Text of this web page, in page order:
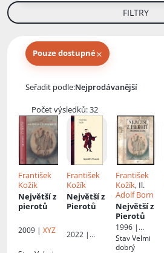
FILTRY
Pouze dostupné×
Seřadit podle:
Počet výsledků: 32
František
Kožík
Největší z
pierotů
2009 | XYZ
František
Kožík
Největší z
Pierotů
2022 |
František
Kožík, Il.
Adolf Born
Největší z
Pierotů
1996 |
Orbis
StavVelmi
dobrý